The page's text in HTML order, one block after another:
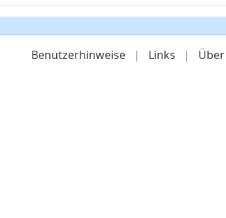
Benutzerhinweise | Links | Über